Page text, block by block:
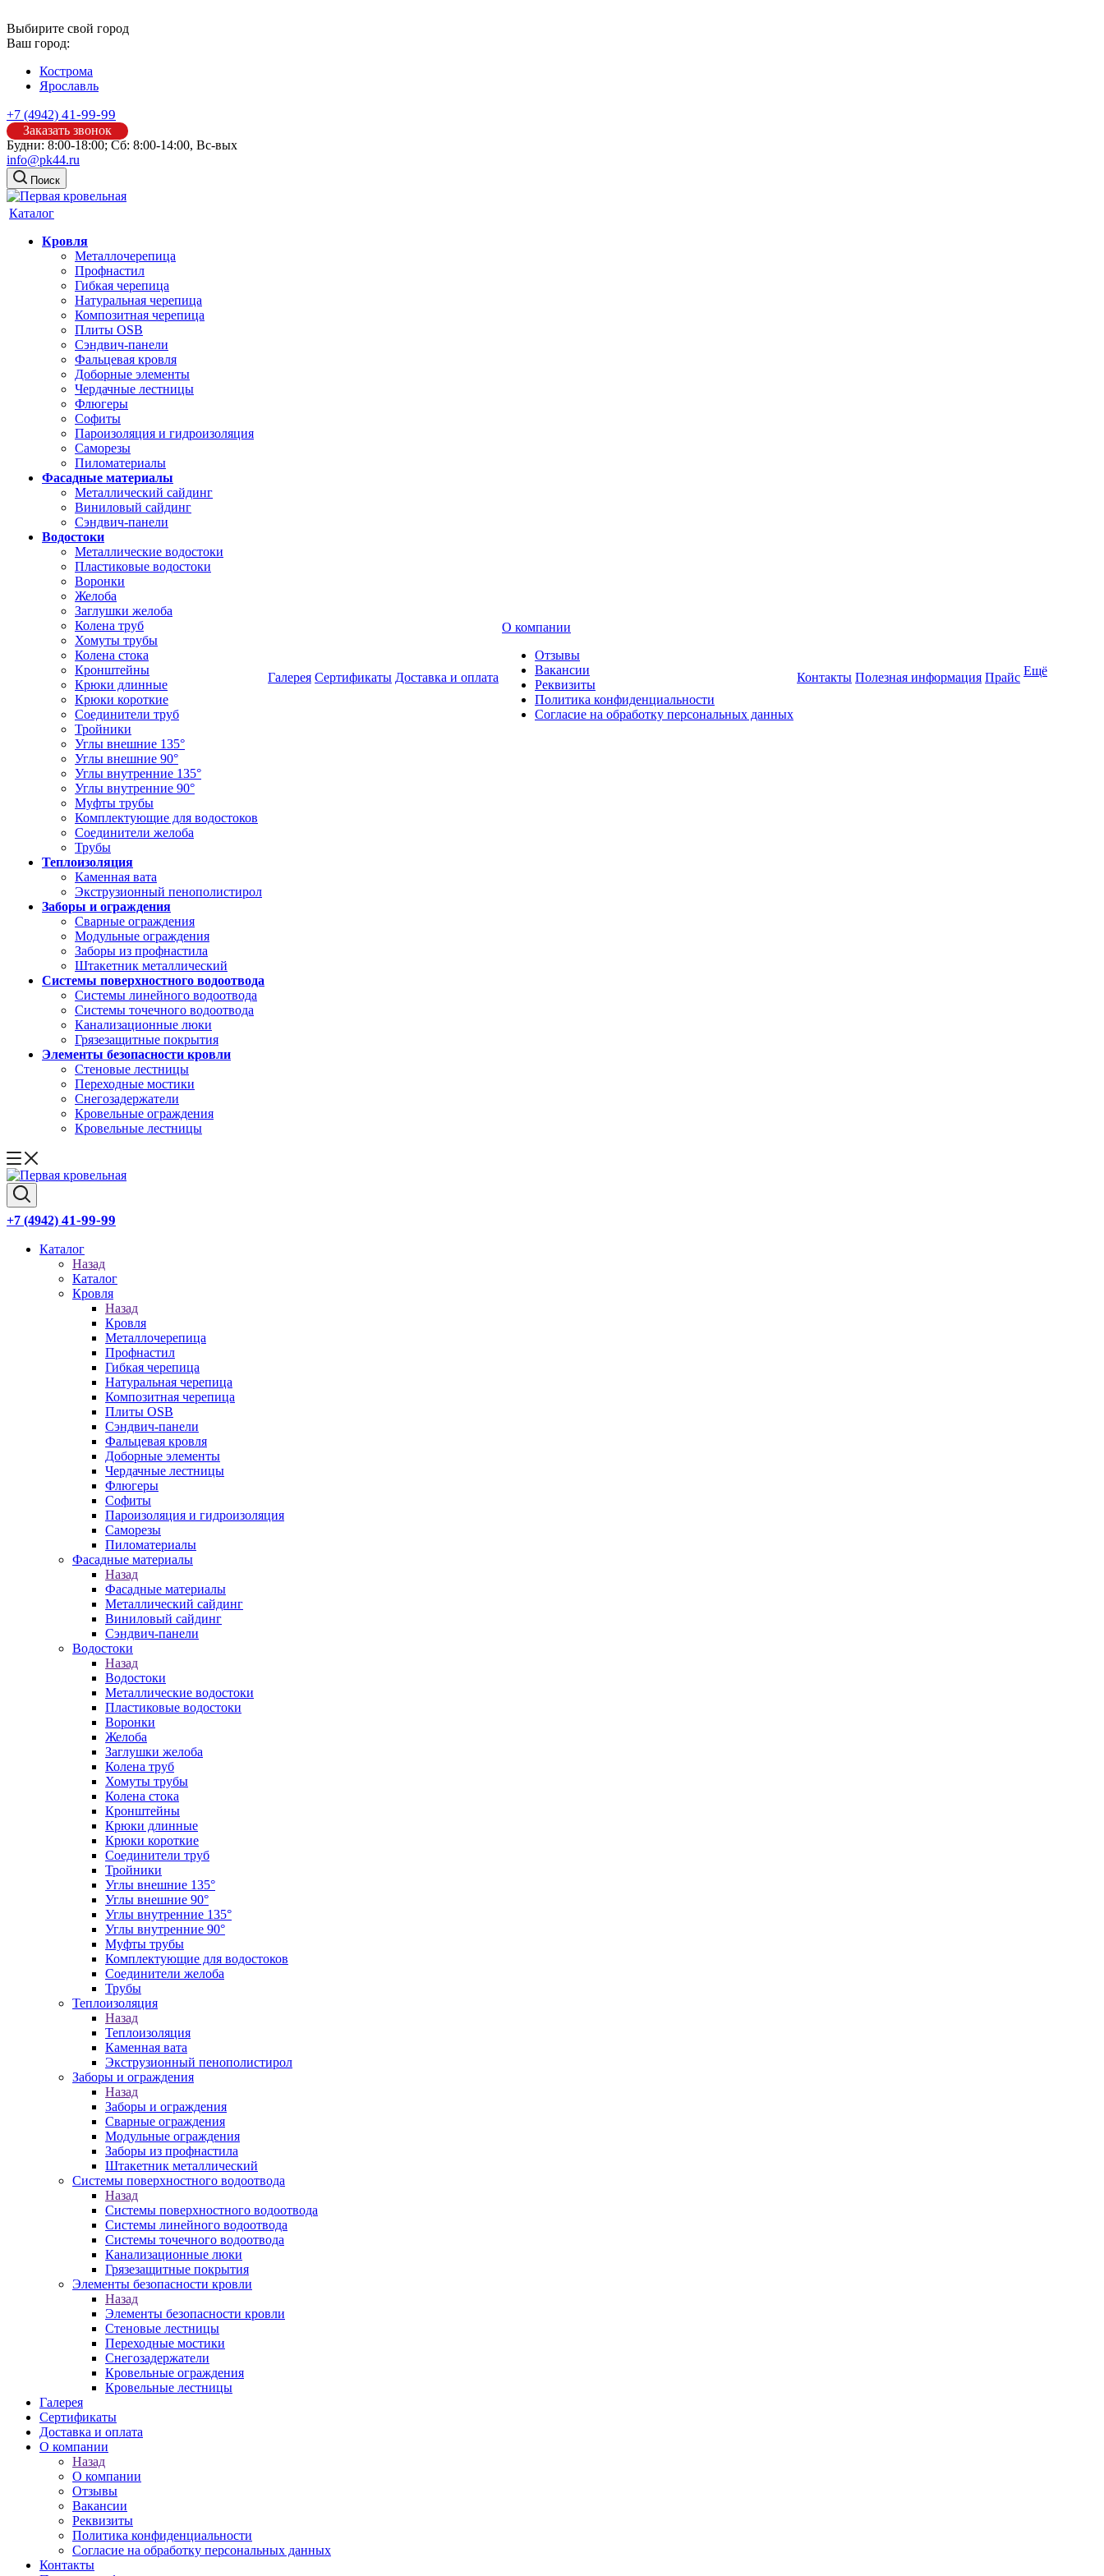
Выбирите свой город
Ваш город:
Кострома
Ярославль
+7 (4942) 41-99-99
Заказать звонок
Будни: 8:00-18:00; Сб: 8:00-14:00, Вс-вых
info@pk44.ru
Поиск
Каталог
Кровля
Металлочерепица
Профнастил
Гибкая черепица
Натуральная черепица
Композитная черепица
Плиты OSB
Сэндвич-панели
Фальцевая кровля
Доборные элементы
Чердачные лестницы
Флюгеры
Софиты
Пароизоляция и гидроизоляция
Саморезы
Пиломатериалы
Фасадные материалы
Металлический сайдинг
Виниловый сайдинг
Сэндвич-панели
Водостоки
Металлические водостоки
Пластиковые водостоки
Воронки
Желоба
Заглушки желоба
Колена труб
Хомуты трубы
Колена стока
Кронштейны
Крюки длинные
Крюки короткие
Соединители труб
Тройники
Углы внешние 135°
Углы внешние 90°
Углы внутренние 135°
Углы внутренние 90°
Муфты трубы
Комплектующие для водостоков
Соединители желоба
Трубы
Теплоизоляция
Каменная вата
Экструзионный пенополистирол
Заборы и ограждения
Сварные ограждения
Модульные ограждения
Заборы из профнастила
Штакетник металлический
Системы поверхностного водоотвода
Системы линейного водоотвода
Системы точечного водоотвода
Канализационные люки
Грязезащитные покрытия
Элементы безопасности кровли
Стеновые лестницы
Переходные мостики
Снегозадержатели
Кровельные ограждения
Кровельные лестницы
Галерея Сертификаты Доставка и оплата
О компании
Отзывы
Вакансии
Реквизиты
Политика конфиденциальности
Согласие на обработку персональных данных
Контакты Полезная информация Прайс Ещё
+7 (4942) 41-99-99
Каталог
Назад
Каталог
Кровля
Назад
Кровля
Металлочерепица
Профнастил
Гибкая черепица
Натуральная черепица
Композитная черепица
Плиты OSB
Сэндвич-панели
Фальцевая кровля
Доборные элементы
Чердачные лестницы
Флюгеры
Софиты
Пароизоляция и гидроизоляция
Саморезы
Пиломатериалы
Фасадные материалы
Назад
Фасадные материалы
Металлический сайдинг
Виниловый сайдинг
Сэндвич-панели
Водостоки
Назад
Водостоки
Металлические водостоки
Пластиковые водостоки
Воронки
Желоба
Заглушки желоба
Колена труб
Хомуты трубы
Колена стока
Кронштейны
Крюки длинные
Крюки короткие
Соединители труб
Тройники
Углы внешние 135°
Углы внешние 90°
Углы внутренние 135°
Углы внутренние 90°
Муфты трубы
Комплектующие для водостоков
Соединители желоба
Трубы
Теплоизоляция
Назад
Теплоизоляция
Каменная вата
Экструзионный пенополистирол
Заборы и ограждения
Назад
Заборы и ограждения
Сварные ограждения
Модульные ограждения
Заборы из профнастила
Штакетник металлический
Системы поверхностного водоотвода
Назад
Системы поверхностного водоотвода
Системы линейного водоотвода
Системы точечного водоотвода
Канализационные люки
Грязезащитные покрытия
Элементы безопасности кровли
Назад
Элементы безопасности кровли
Стеновые лестницы
Переходные мостики
Снегозадержатели
Кровельные ограждения
Кровельные лестницы
Галерея
Сертификаты
Доставка и оплата
О компании
Назад
О компании
Отзывы
Вакансии
Реквизиты
Политика конфиденциальности
Согласие на обработку персональных данных
Контакты